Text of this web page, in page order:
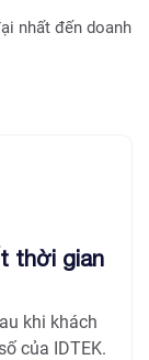
nhất đến doanh
thời gian
khi khách
của IDTEK.